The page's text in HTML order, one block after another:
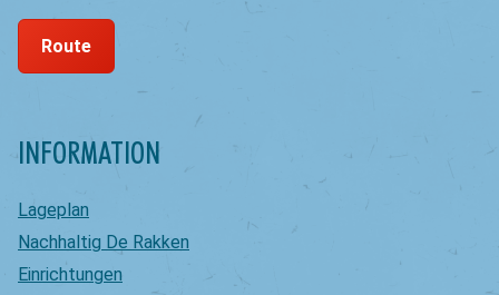
Route
INFORMATION
Lageplan
Nachhaltig De Rakken
Einrichtungen